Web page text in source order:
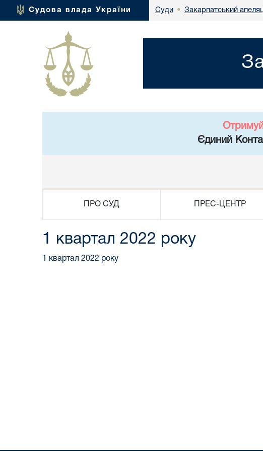
Судова влада України Суди • Закарпатський
Єдиний
ПРО СУД ПРЕС-ЦЕНТР
1 квартал 2022 року
1 квартал 2022 року